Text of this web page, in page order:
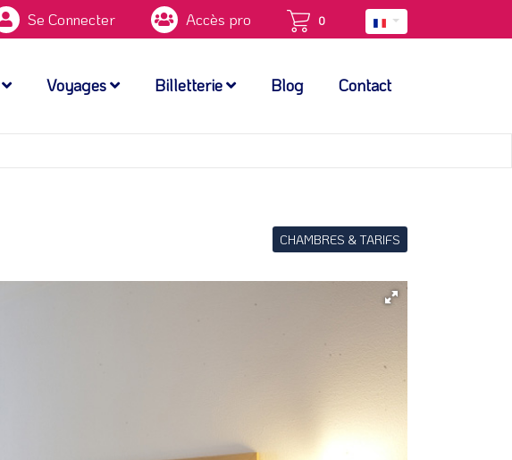
Se Connecter Accès pro 0
Voyages Billetterie Blog Contact
CHAMBRES & TARIFS